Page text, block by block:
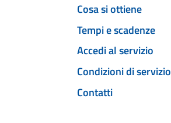
Cosa si ottiene
Tempi e scadenze
Accedi al servizio
Condizioni di servizio
Contatti